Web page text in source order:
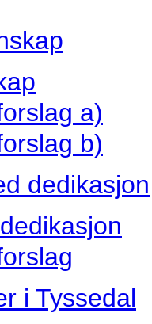
a)
b)
dedikasjon
i Tyssedal